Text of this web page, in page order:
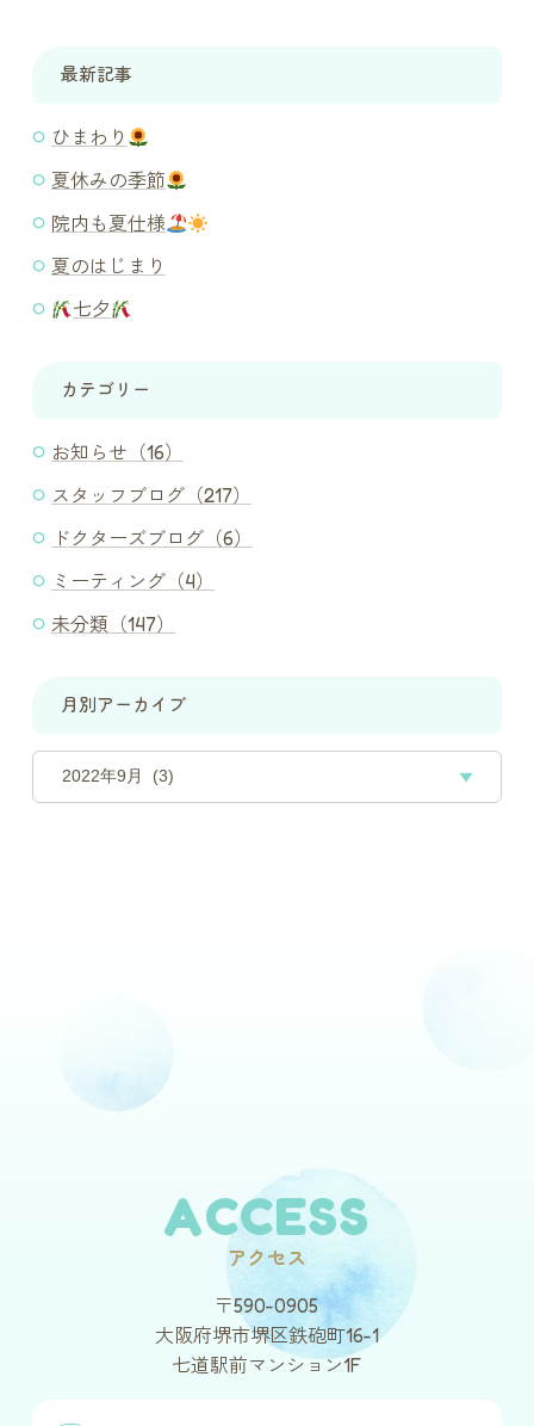
最新記事
ひまわり
夏休みの季節
院内も夏仕様
夏のはじまり
七夕
カテゴリー
お知らせ（16）
スタッフブログ（217）
ドクターズブログ（6）
ミーティング（4）
未分類（147）
月別アーカイブ
ACCESS
アクセス
〒590-0905
大阪府堺市堺区鉄砲町16-1
七道駅前マンション1F